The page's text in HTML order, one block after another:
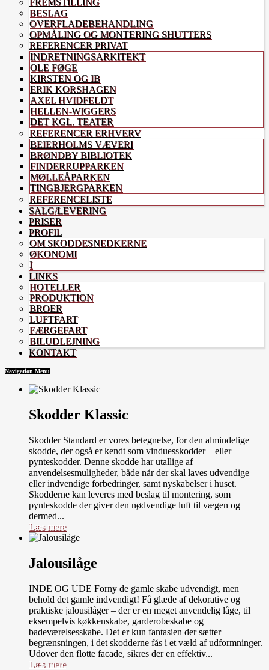
FREMSTILLING
BESLAG
OVERFLADEBEHANDLING
OPMÅLING OG MONTERING SHUTTERS
REFERENCER PRIVAT
INDRETNINGSARKITEKT
OLE FØGE
KIRSTEN OG IB
ERIK KORSHAGEN
AXEL HVIDFELDT
HELLEN-WIGGERS
DET KGL. TEATER
REFERENCER ERHVERV
BEIERHOLMS VÆVERI
BRØNDBY BIBLIOTEK
FINDERRUPPARKEN
MØLLEÅPARKEN
TINGBJERGPARKEN
REFERENCELISTE
SALG/LEVERING
PRISER
PROFIL
OM SKODDESNEDKERNE
ØKONOMI
I
LINKS
HOTELLER
PRODUKTION
BROER
LUFTFART
FÆRGEFART
BILUDLEJNING
KONTAKT
Navigation Menu
Skodder Klassic
Skodder Standard er vores betegnelse, for den almindelige
skodde, der også er kendt som vinduesskodder – eller
pynteskodder. Denne skodde har utallige af
anvendelsesmuligheder, både når der skal laves udvendige
eller indvendige forbedringer, samt nyskabelser i huset.
Skodderne kan leveres med beslag til montering, som
pynteskodde der giver den nødvendige luft til vægen og
dermed...
Læs mere
Jalousilåge
INDE OG UDE Forny de gamle skabe udvendigt, men
behold det gamle indvendigt! Få glæde af dekorative og
praktiske jalousilåger – der er en meget anvendelig låge, til
eksempelvis køkkenskabe, garderobeskabe og
badeværelsesskabe. Det er kun fantasien der sætter
begrænsningen, i det skodderne fås i et væld af udformninger.
Udover den flotte facade, sikres der en effektiv...
Læs mere